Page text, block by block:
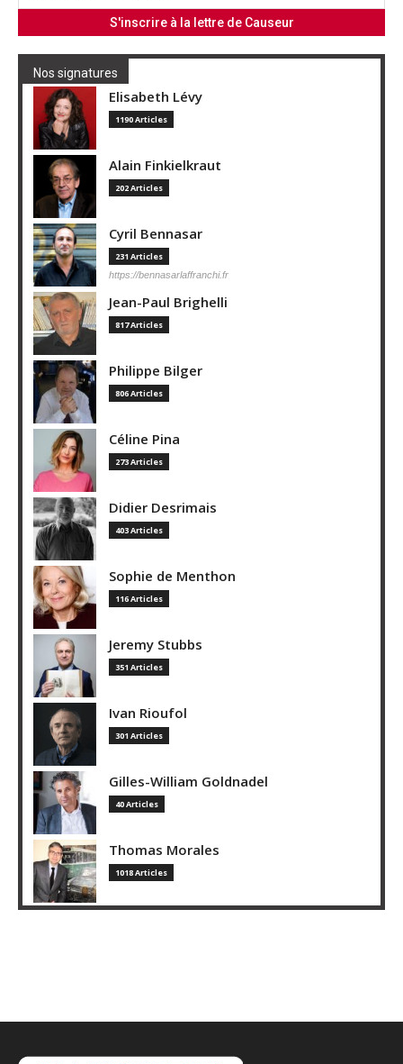
Nos signatures
Elisabeth Lévy
1190 Articles
Alain Finkielkraut
202 Articles
Cyril Bennasar
231 Articles
https://bennasarlaffranchi.fr
Jean-Paul Brighelli
817 Articles
Philippe Bilger
806 Articles
Céline Pina
273 Articles
Didier Desrimais
403 Articles
Sophie de Menthon
116 Articles
Jeremy Stubbs
351 Articles
Ivan Rioufol
301 Articles
Gilles-William Goldnadel
40 Articles
Thomas Morales
1018 Articles